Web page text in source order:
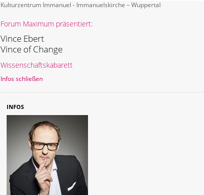
Kulturzentrum Immanuel - Immanuelskirche – Wuppertal
Forum Maximum präsentiert:
Vince Ebert
Vince of Change
Wissenschaftskabarett
Infos schließen
INFOS